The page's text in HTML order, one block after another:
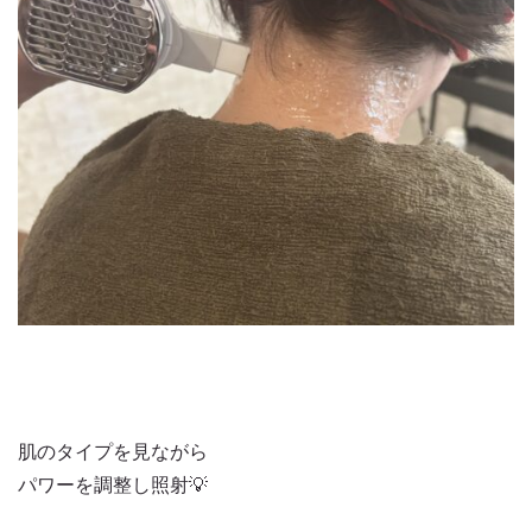
肌のタイプを見ながら
パワーを調整し照射💡